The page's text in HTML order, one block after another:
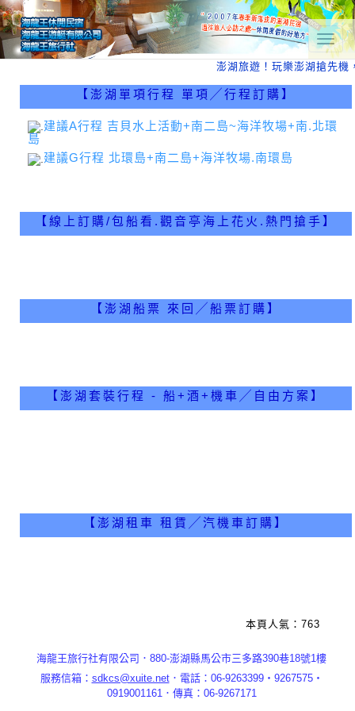
T
o
g
g
e
n
t
i
o
澎湖旅遊！玩樂澎湖搶先機
【澎湖單項行程 單項╱行程訂購】
建議A行程 吉貝水上活動+南二島~海洋牧場+南.北環
島
建議G行程 北環島+南二島+海洋牧場.南環島
【線上訂購/包船看.觀音亭海上花火.熱門搶手】
【澎湖船票 來回╱船票訂購】
【澎湖套裝行程 - 船+酒+機車╱自由方案】
【澎湖租車 租賃╱汽機車訂購】
本頁人氣：763
海龍王旅行社有限公司．880-澎湖縣馬公市三多路390巷18號1樓
服務信箱： sdkcs@xuite.net．電話：06-9263399‧9267575‧
0919001161．傳真：06-9267171